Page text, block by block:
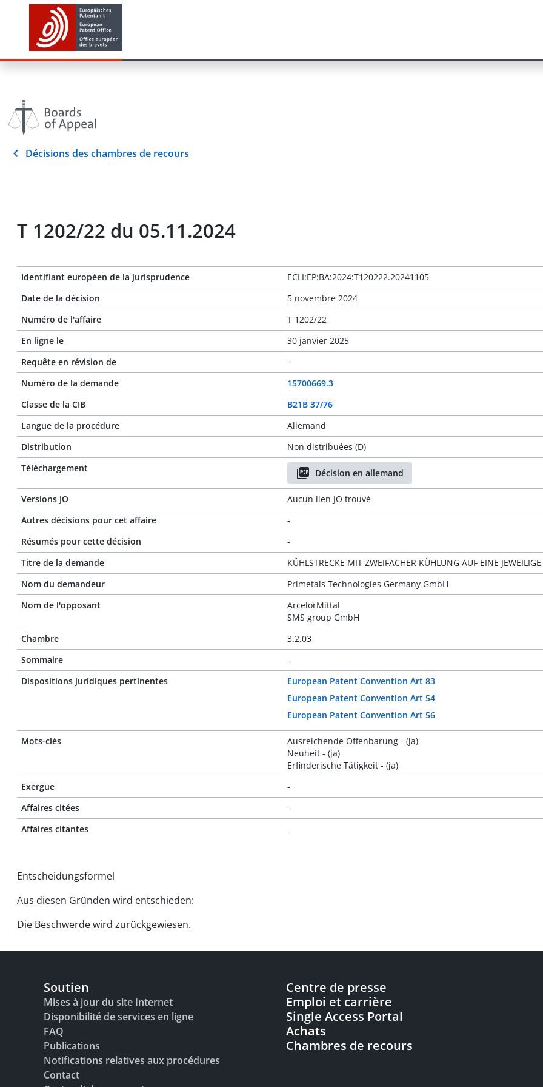
Décisions des chambres de recours
T 1202/22 du 05.11.2024
Identifiant européen de la jurisprudence
ECLI:EP:BA:2024:T120222.20241105
Date de la décision
5 novembre 2024
Numéro de l'affaire
T 1202/22
En ligne le
30 janvier 2025
Requête en révision de
-
Numéro de la demande
15700669.3
Classe de la CIB
B21B 37/76
Langue de la procédure
Allemand
Distribution
Non distribuées (D)
Téléchargement
Décision en allemand
Versions JO
Aucun lien JO trouvé
Autres décisions pour cet affaire
-
Résumés pour cette décision
-
Titre de la demande
KÜHLSTRECKE MIT ZWEIFACHER KÜHLUNG AUF EINE JEWEILIGE
Nom du demandeur
Primetals Technologies Germany GmbH
Nom de l'opposant
ArcelorMittal
SMS group GmbH
Chambre
3.2.03
Sommaire
-
Dispositions juridiques pertinentes
European Patent Convention Art 83
European Patent Convention Art 54
European Patent Convention Art 56
Mots-clés
Ausreichende Offenbarung - (ja)
Neuheit - (ja)
Erfinderische Tätigkeit - (ja)
Exergue
-
Affaires citées
-
Affaires citantes
-
Entscheidungsformel
Aus diesen Gründen wird entschieden:
Die Beschwerde wird zurückgewiesen.
Soutien
Mises à jour du site Internet
Disponibilité de services en ligne
FAQ
Publications
Notifications relatives aux procédures
Contact
Centre de presse
Emploi et carrière
Single Access Portal
Achats
Chambres de recours